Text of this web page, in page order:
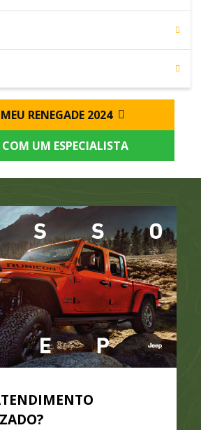
RENEGADE 2024
COM UM ESPECIALISTA